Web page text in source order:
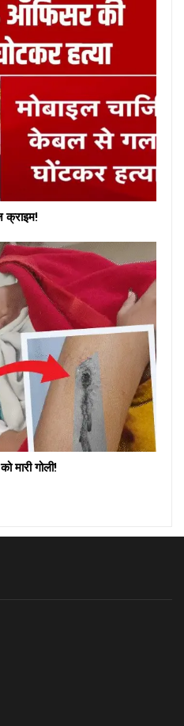
क्राइम!
गोली!